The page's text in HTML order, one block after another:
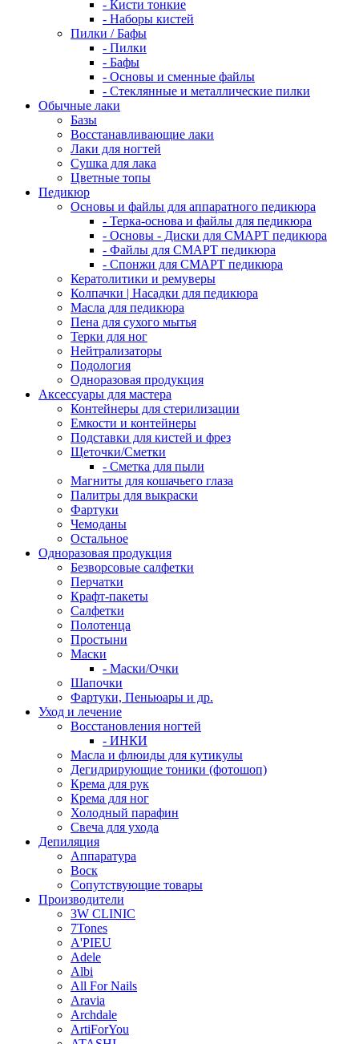
- Кисти тонкие
- Наборы кистей
Пилки / Бафы
- Пилки
- Бафы
- Основы и сменные файлы
- Стеклянные и металлические пилки
Обычные лаки
Базы
Восстанавливающие лаки
Лаки для ногтей
Сушка для лака
Цветные топы
Педикюр
Основы и файлы для аппаратного педикюра
- Терка-основа и файлы для педикюра
- Основы - Диски для СМАРТ педикюра
- Файлы для СМАРТ педикюра
- Спонжи для СМАРТ педикюра
Кератолитики и ремуверы
Колпачки | Насадки для педикюра
Масла для педикюра
Пена для сухого мытья
Терки для ног
Нейтрализаторы
Подология
Одноразовая продукция
Аксессуары для мастера
Контейнеры для стерилизации
Емкости и контейнеры
Подставки для кистей и фрез
Щеточки/Сметки
- Сметка для пыли
Магниты для кошачьего глаза
Палитры для выкраски
Фартуки
Чемоданы
Остальное
Одноразовая продукция
Безворсовые салфетки
Перчатки
Крафт-пакеты
Салфетки
Полотенца
Простыни
Маски
- Маски/Очки
Шапочки
Фартуки, Пеньюары и др.
Уход и лечение
Восстановления ногтей
- ИНКИ
Масла и флюиды для кутикулы
Дегидрирующие тоники (фотошоп)
Крема для рук
Крема для ног
Холодный парафин
Свеча для ухода
Депиляция
Аппаратура
Воск
Сопутствующие товары
Производители
3W CLINIC
7Tones
A'PIEU
Adele
Albi
All For Nails
Aravia
Archdale
ArtiForYou